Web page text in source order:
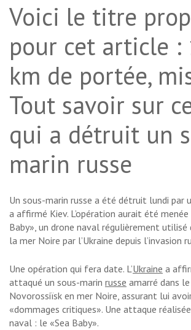
Voici le titre
pour cet article :
km de portée,
Tout savoir sur
qui a détruit un
marin russe
Un sous-marin russe a été détruit lundi par
a affirmé Kiev. L’opération aurait été menée
Baby», un drone naval régulièrement utilisé
la mer Noire par l’Ukraine depuis l’invasion
Une opération qui fera date. L’Ukraine a
attaqué un sous-marin russe amarré dans
Novorossiïsk en mer Noire, assurant lui
«dommages critiques». Une attaque réalisée
naval : le «Sea Baby».